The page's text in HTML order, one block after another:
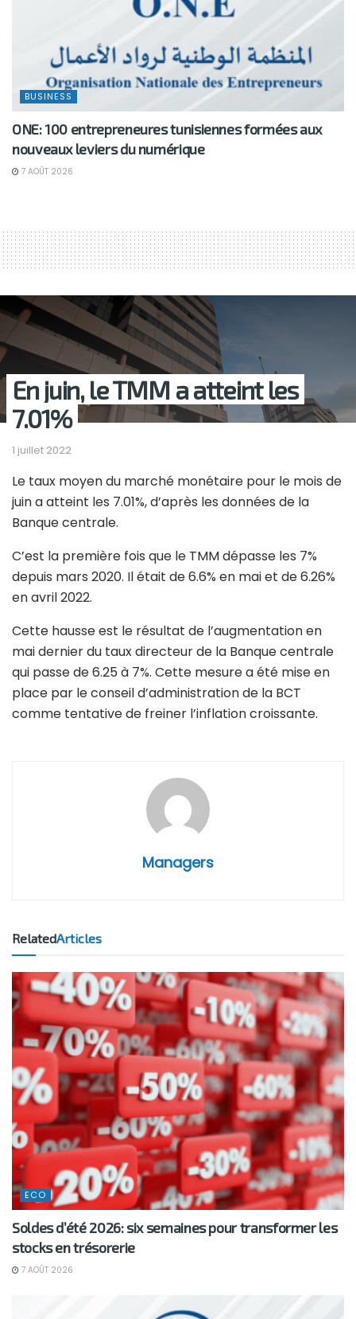
BUSINESS
ONE: 100 entrepreneures tunisiennes formées aux
nouveaux leviers du numérique
7 AOÛT 2026
En juin, le TMM a atteint les
7.01%
1 juillet 2022
Le taux moyen du marché monétaire pour le mois de
juin a atteint les 7.01%, d’après les données de la
Banque centrale.
C’est la première fois que le TMM dépasse les 7%
depuis mars 2020. Il était de 6.6% en mai et de 6.26%
en avril 2022.
Cette hausse est le résultat de l’augmentation en
mai dernier du taux directeur de la Banque centrale
qui passe de 6.25 à 7%. Cette mesure a été mise en
place par le conseil d’administration de la BCT
comme tentative de freiner l’inflation croissante.
Managers
RelatedArticles
ECO
Soldes d’été 2026: six semaines pour transformer les
stocks en trésorerie
7 AOÛT 2026